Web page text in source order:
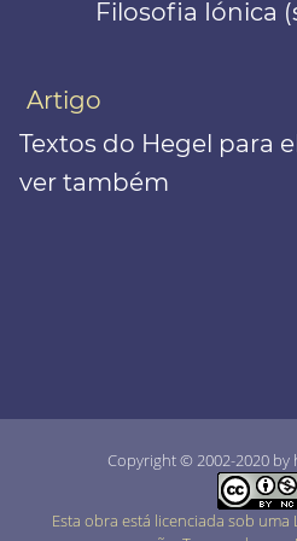
Filosofia Iónica
Artigo
Textos do Hegel para
ver também
Copyright © 2002-2020 by
Esta obra está licenciada sob